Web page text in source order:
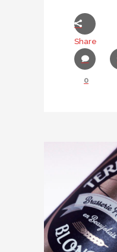
Share
0